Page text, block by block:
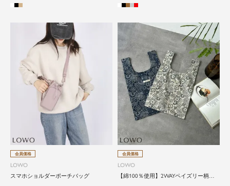
会員価格
LOWO
スマホショルダーポーチバッグ
会員価格
LOWO
【綿100％使用】2WAYペイズリー柄ト